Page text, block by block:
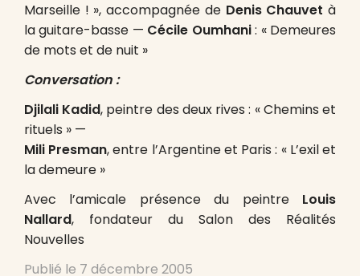
Marseille ! », accompagnée de Denis Chauvet à
la guitare-basse — Cécile Oumhani: « Demeures
de mots et de nuit »
Conversation :
Djilali Kadid, peintre des deux rives : « Chemins et
rituels » —
Mili Presman, entre l’Argentine et Paris : « L’exil et
la demeure »
Avec l’amicale présence du peintreLouis
Nallard, fondateur du Salon des Réalités
Nouvelles
Publié le 7 décembre 2005